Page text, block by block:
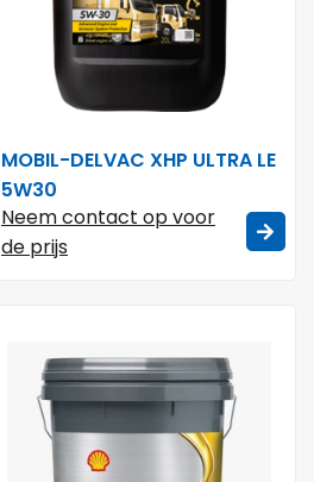
MOBIL-DELVAC XHP ULTRA LE
5W30
Neem contact op voor
de prijs